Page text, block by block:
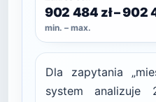
902 484 zł – 902
min. – max.
Dla zapytania
system analizuje